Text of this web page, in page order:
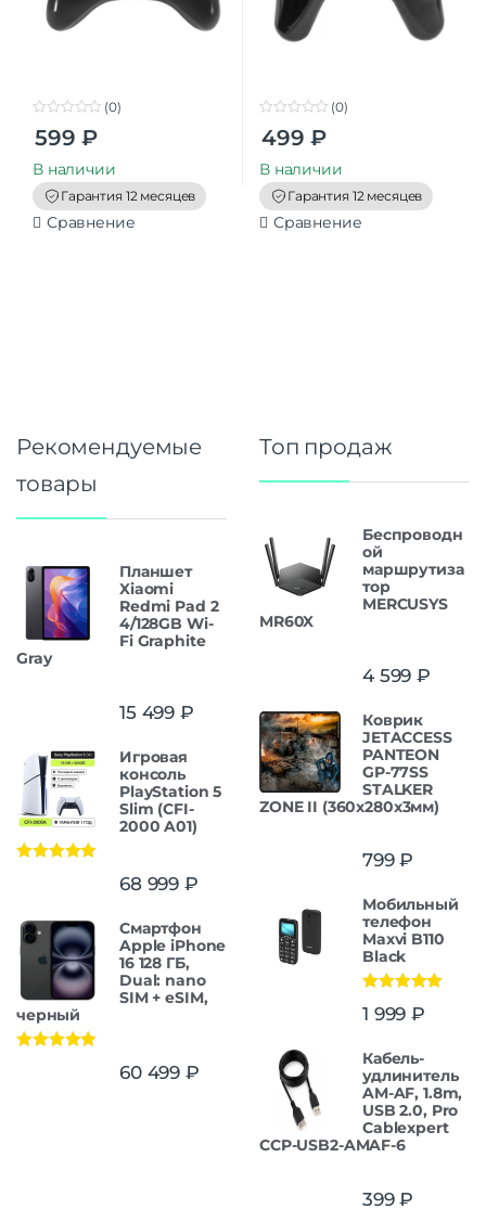
o
t
o
f
5
(0)
599 ₽
В наличии
Гарантия 12 месяцев
Сравнение
o
t
o
f
5
(0)
499 ₽
В наличии
Гарантия 12 месяцев
Сравнение
Рекомендуемые
товары
Планшет
Xiaomi
Redmi Pad 2
4/128GB Wi-
Fi Graphite
Gray
15 499 ₽
Игровая
консоль
PlayStation 5
Slim (CFI-
2000 A01)
68 999 ₽
Смартфон
Apple iPhone
16 128 ГБ,
Dual: nano
SIM + eSIM,
черный
60 499 ₽
Топ продаж
Беспроводн
ой
маршрутиза
тор
MERCUSYS
MR60X
4 599 ₽
Коврик
JETACCESS
PANTEON
GP-77SS
STALKER
ZONE II (360x280x3мм)
799₽
Мобильный
телефон
Maxvi B110
Black
из 5
1 999 ₽
Кабель-
удлинитель
AM-AF, 1.8m,
USB 2.0, Pro
Cablexpert
CCP-USB2-AMAF-6
399₽